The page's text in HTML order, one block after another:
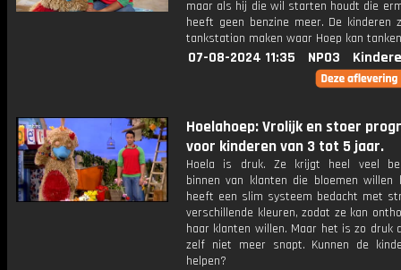
maar als hij die wil starten houdt die
heeft geen benzine meer. De kinderen
tankstation maken waar Hoep kan
07-08-2024 11:35 NPO3
Hoelahoep: Vrolijk en stoer
voor kinderen van 3 tot 5 jaar.
Hoela is druk. Ze krijgt heel veel
binnen van klanten die bloemen willen
heeft een slim systeem bedacht met
verschillende kleuren, zodat ze kan
haar klanten willen. Maar het is zo druk
zelf niet meer snapt. Kunnen de
helpen?